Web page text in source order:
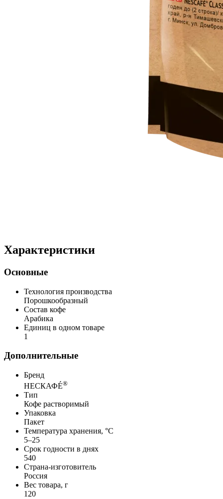
Характеристики
Основные
Технология производства
Порошкообразный
Состав кофе
Арабика
Единиц в одном товаре
1
Дополнительные
Бренд
НЕСКАФÉ®
Тип
Кофе растворимый
Упаковка
Пакет
Температура хранения, °C
5–25
Срок годности в днях
540
Страна-изготовитель
Россия
Вес товара, г
120